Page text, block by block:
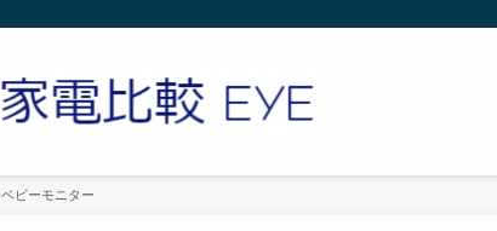
ベビーモニター